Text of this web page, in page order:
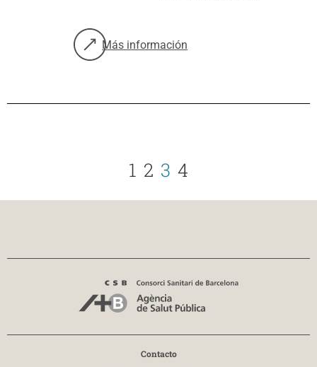
Más información
sobre: Comedores escolares más sanos y
1 2 3 4
Contacto